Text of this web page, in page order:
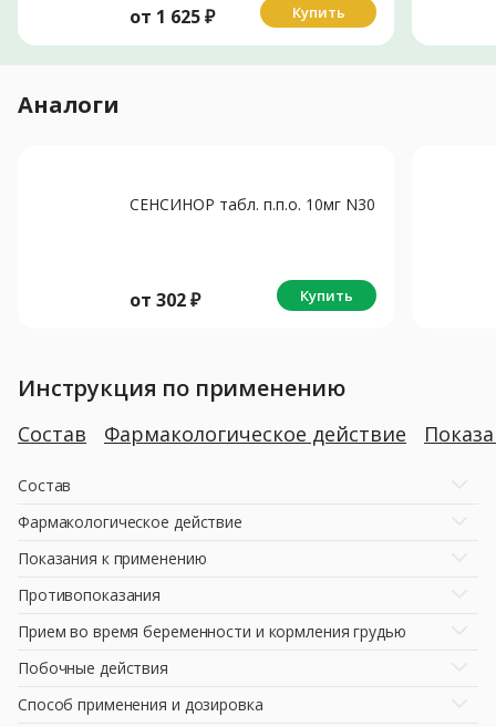
от 1 625₽ Купить
Аналоги
СЕНСИНОР табл. п.п.о. 10мг N30
от 302₽ Купить
Инструкция по применению
Состав Фармакологическое действие
Состав
Фармакологическое действие
Показания к применению
Противопоказания
Прием во время беременности и кормления грудью
Побочные действия
Способ применения и дозировка